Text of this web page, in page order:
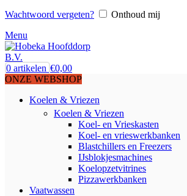
Wachtwoord vergeten?
Onthoud mij
Menu
0 artikelen €0,00
ONZE WEBSHOP
Koelen & Vriezen
Koelen & Vriezen
Koel- en Vrieskasten
Koel- en vrieswerkbanken
Blastchillers en Freezers
IJsblokjesmachines
Koelopzetvitrines
Pizzawerkbanken
Vaatwassen